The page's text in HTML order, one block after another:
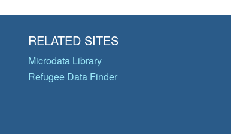
RELATED SITES
Microdata Library
Refugee Data Finder